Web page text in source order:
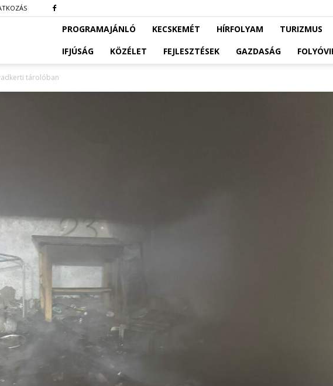
PROGRAMAJÁNLÓ KECSKEMÉT HÍRFOLYAM TURIZMUS
IFJÚSÁG
KÖZÉLET FEJLESZTÉSEK GAZDASÁG
tárolóban